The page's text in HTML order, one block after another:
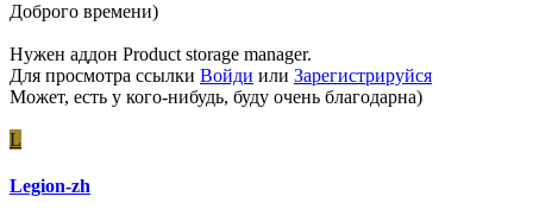
Доброго времени)
Нужен аддон Product storage manager.
Для просмотра ссылки Войди или Зарегистрируйся
Может, есть у кого-нибудь, буду очень благодарна)
L
Legion-zh